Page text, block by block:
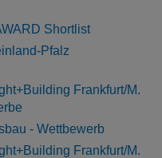
Shortlist
Pfalz
Frankfurt/M.
- Wettbewerb
Frankfurt/M.